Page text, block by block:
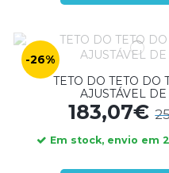
-26%
TETO DO TETO DO
AJUSTÁVEL
183,07€
Em stock, envio em